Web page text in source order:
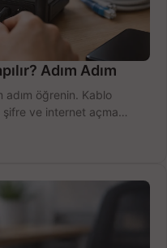
Adım Adım
adım öğrenin. Kablo
şifre ve internet açma